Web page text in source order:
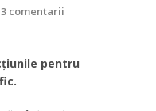
3 comentarii
pentru